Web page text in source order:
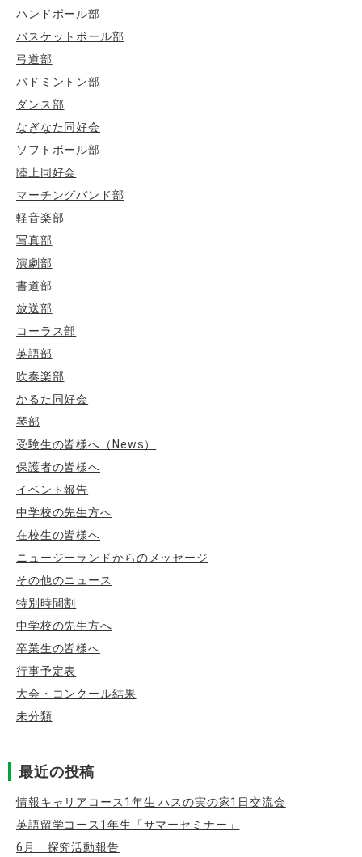
ハンドボール部
バスケットボール部
弓道部
バドミントン部
ダンス部
なぎなた同好会
ソフトボール部
陸上同好会
マーチングバンド部
軽音楽部
写真部
演劇部
書道部
放送部
コーラス部
英語部
吹奏楽部
かるた同好会
琴部
受験生の皆様へ（News）
保護者の皆様へ
イベント報告
中学校の先生方へ
在校生の皆様へ
ニュージーランドからのメッセージ
その他のニュース
特別時間割
中学校の先生方へ
卒業生の皆様へ
行事予定表
大会・コンクール結果
未分類
最近の投稿
情報キャリアコース1年生 ハスの実の家1日交流会
英語留学コース1年生「サマーセミナー」
6月 探究活動報告